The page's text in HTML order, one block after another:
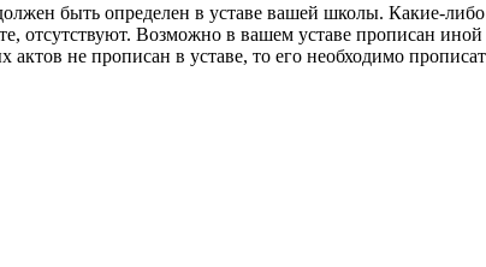
быть определен в уставе вашей школы. Какие-
отсутствуют. Возможно в вашем уставе прописан
не прописан в уставе, то его необходимо